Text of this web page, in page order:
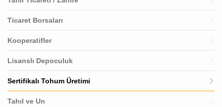
Ticaret Borsaları
Kooperatifler
Lisanslı Depoculuk
Sertifikalı Tohum Üretimi
Tahıl ve Un